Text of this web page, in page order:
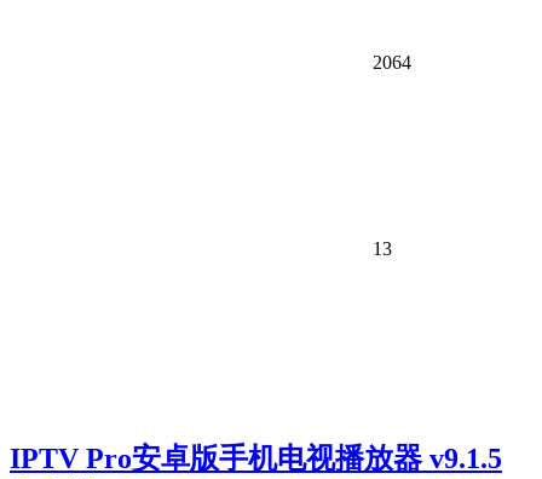
2064
13
IPTV Pro安卓版手机电视播放器 v9.1.5